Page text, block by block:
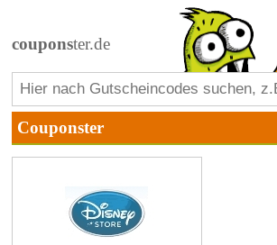
couponster.de